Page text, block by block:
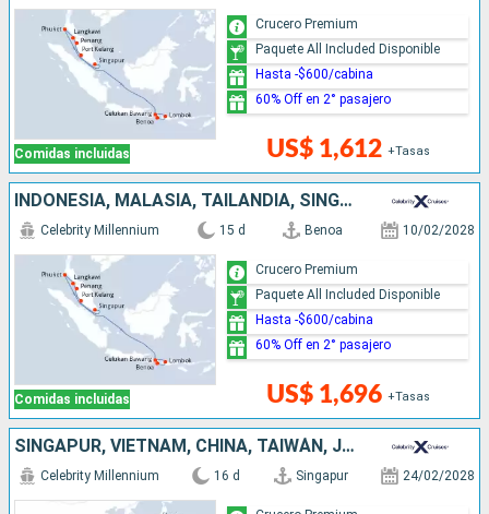
Comidas incluidas US$ 1,612 +Tasas
Crucero Premium
Paquete All Included Disponible
Hasta -$600/cabina
60% Off en 2° pasajero
INDONESIA, MALASIA, TAILANDIA, SINGAPUR
Comidas incluidas
Celebrity Millennium 15 d Benoa 10/02/2028
US$ 1,696 +Tasas
Crucero Premium
Paquete All Included Disponible
Hasta -$600/cabina
60% Off en 2° pasajero
SINGAPUR, VIETNAM, CHINA, TAIWÁN, JAPÓN
Celebrity Millennium 16 d Singapur 24/02/2028